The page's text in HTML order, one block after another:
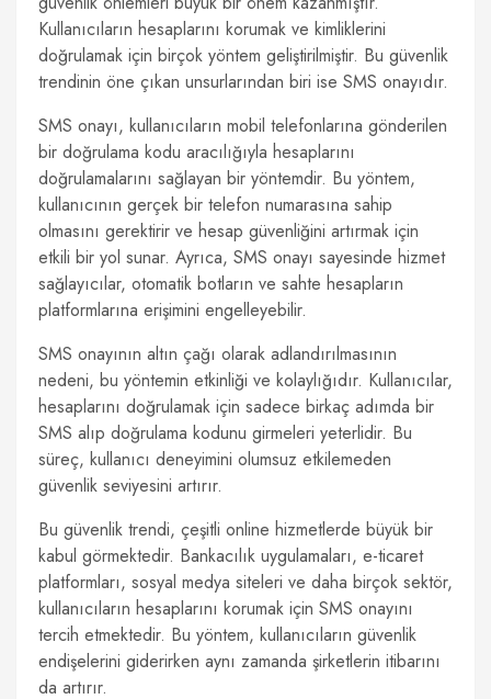
Kullanıcıların hesaplarını korumak ve kimliklerini
doğrulamak için birçok yöntem geliştirilmiştir. Bu güvenlik
trendinin öne çıkan unsurlarından biri ise SMS onayıdır.
SMS onayı, kullanıcıların mobil telefonlarına gönderilen
bir doğrulama kodu aracılığıyla hesaplarını
doğrulamalarını sağlayan bir yöntemdir. Bu yöntem,
kullanıcının gerçek bir telefon numarasına sahip
olmasını gerektirir ve hesap güvenliğini artırmak için
etkili bir yol sunar. Ayrıca, SMS onayı sayesinde hizmet
sağlayıcılar, otomatik botların ve sahte hesapların
platformlarına erişimini engelleyebilir.
SMS onayının altın çağı olarak adlandırılmasının
nedeni, bu yöntemin etkinliği ve kolaylığıdır. Kullanıcılar,
hesaplarını doğrulamak için sadece birkaç adımda bir
SMS alıp doğrulama kodunu girmeleri yeterlidir. Bu
süreç, kullanıcı deneyimini olumsuz etkilemeden
güvenlik seviyesini artırır.
Bu güvenlik trendi, çeşitli online hizmetlerde büyük bir
kabul görmektedir. Bankacılık uygulamaları, e-ticaret
platformları, sosyal medya siteleri ve daha birçok sektör,
kullanıcıların hesaplarını korumak için SMS onayını
tercih etmektedir. Bu yöntem, kullanıcıların güvenlik
endişelerini giderirken aynı zamanda şirketlerin itibarını
da artırır.